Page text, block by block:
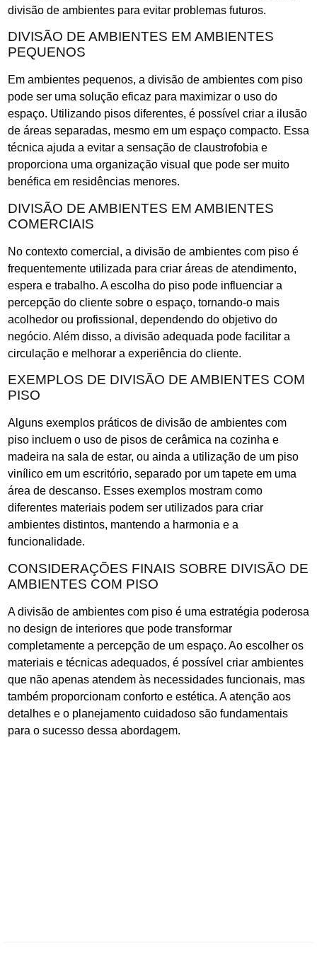
divisão de ambientes para evitar problemas futuros.
DIVISÃO DE AMBIENTES EM AMBIENTES
PEQUENOS
Em ambientes pequenos, a divisão de ambientes com piso
pode ser uma solução eficaz para maximizar o uso do
espaço. Utilizando pisos diferentes, é possível criar a ilusão
de áreas separadas, mesmo em um espaço compacto. Essa
técnica ajuda a evitar a sensação de claustrofobia e
proporciona uma organização visual que pode ser muito
benéfica em residências menores.
DIVISÃO DE AMBIENTES EM AMBIENTES
COMERCIAIS
No contexto comercial, a divisão de ambientes com piso é
frequentemente utilizada para criar áreas de atendimento,
espera e trabalho. A escolha do piso pode influenciar a
percepção do cliente sobre o espaço, tornando-o mais
acolhedor ou profissional, dependendo do objetivo do
negócio. Além disso, a divisão adequada pode facilitar a
circulação e melhorar a experiência do cliente.
EXEMPLOS DE DIVISÃO DE AMBIENTES COM
PISO
Alguns exemplos práticos de divisão de ambientes com
piso incluem o uso de pisos de cerâmica na cozinha e
madeira na sala de estar, ou ainda a utilização de um piso
vinílico em um escritório, separado por um tapete em uma
área de descanso. Esses exemplos mostram como
diferentes materiais podem ser utilizados para criar
ambientes distintos, mantendo a harmonia e a
funcionalidade.
CONSIDERAÇÕES FINAIS SOBRE DIVISÃO DE
AMBIENTES COM PISO
A divisão de ambientes com piso é uma estratégia poderosa
no design de interiores que pode transformar
completamente a percepção de um espaço. Ao escolher os
materiais e técnicas adequados, é possível criar ambientes
que não apenas atendem às necessidades funcionais, mas
também proporcionam conforto e estética. A atenção aos
detalhes e o planejamento cuidadoso são fundamentais
para o sucesso dessa abordagem.